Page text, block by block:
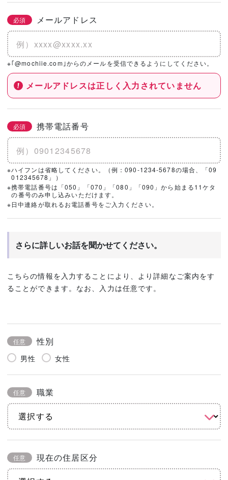
必須 メールアドレス
※｢@mochiie.com｣からのメールを受信できるようにしてください。
メールアドレスは正しく入力されていません
必須 携帯電話番号
※ハイフンは省略してください。（例：090-1234-5678の場合、「09
012345678」）
※携帯電話番号は「050」「070」「080」「090」から始まる11ケタ
の番号のみ申し込みいただけます。
※日中連絡が取れるお電話番号をご入力ください。
さらに詳しいお話を聞かせてください。
こちらの情報を入力することにより、より詳細なご案内をす
ることができます。なお、入力は任意です。
任意 性別
男性 女性
任意 職業
任意 現在の住居区分